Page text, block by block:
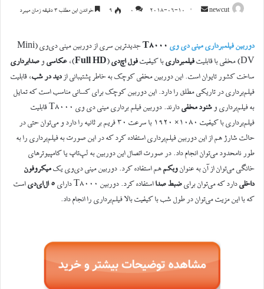
newcut
ارسال
2018-06-10
0 ۹ خواندن این مطلب ۳ دقیقه زمان میبرد
دوربین فیلمبرداری مینی دی وی
جدیدترین سری از دوربین مینی دی‌وی (Mini
DV) مخفی با قابلیت
فیلمبرداریبا کیفیتفول اچ‌دی(
Full HD)، عکاسی و صدابرداری
ساخت کشور تایوان است. این دوربین مخفی کوچک به خاطر پشتیبانی از دید در شب، قابلیت
فیلم‌برداری در تاریکی مطلق را دارد. این دوربین کوچک برای کسانی مناسب است که تمایل
به فیلم‌برداری و شنود مخفی
دارند. دوربین فیلم برداری مینی دی وی T8000 قابلیت
فیلم‌برداری با کیفیت ۱۰۸۰× ۱۹۲۰ با سرعت ۳۰ فریم بر ثانیه را دارد و می‌توان حتی در
حالت شارژ هم از این دوربین فیلم‌برداری استفاده کرد که در این صورت به فیلم‌برداری را به
طور نامحدود می‌توان انجام داد. در صورت اتصال این دوربین به لپ‌تاپ یا کامپیوترهای
خانگی می‌توان از آن به عنوانوبکمهم استفاده کرد. دوربین مینی دی‌وی یکمیکروفون
داخلیدارد که می‌توان برایضبط صدااستفاده کرد. دوربین T8000 دارای ۵ ال‌ای‌دی
است
که با این مزیت می‌توان در طول شب با کیفیت بالا فیلم‌برداری را انجام داد.